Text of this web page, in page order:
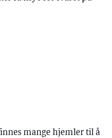
mange hjemler til å